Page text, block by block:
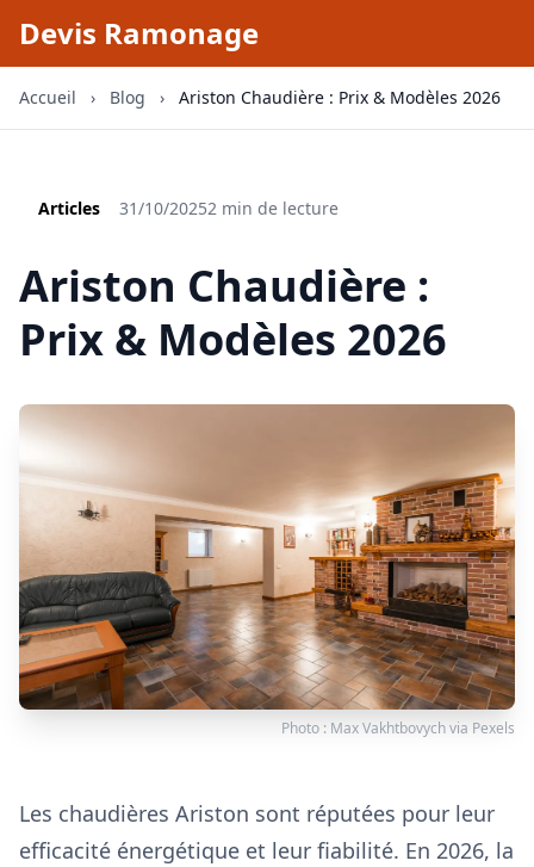
Devis Ramonage
Accueil › Blog › Ariston Chaudière : Prix & Modèles 2026
Articles 31/10/20252 min de lecture
Ariston Chaudière :
Prix & Modèles 2026
Photo : Max Vakhtbovychvia Pexels
Les chaudières Ariston sont réputées pour leur
efficacité énergétique et leur fiabilité. En 2026, la